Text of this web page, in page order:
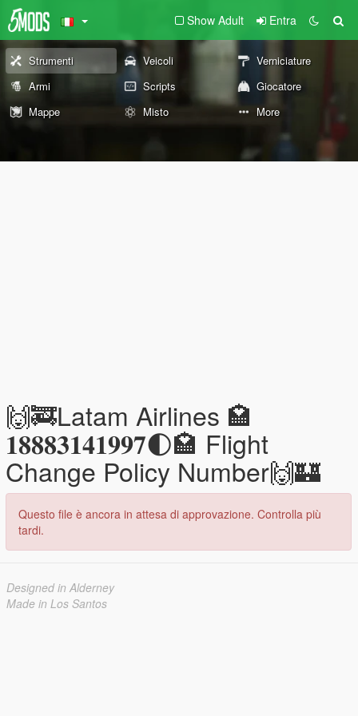
Show Adult Entra
Strumenti Veicoli
Verniciature
Armi
Scripts
Giocatore
Mappe
Misto More
🙌🚒Latam Airlines 🏩
𝟏𝟖𝟖𝟖𝟑𝟏𝟒𝟏𝟗𝟗𝟕🌓🏩 Flight
Change Policy Number🙌🏰
Questo file è ancora in attesa di approvazione. Controlla più
tardi.
Designed in Alderney
Made in Los Santos